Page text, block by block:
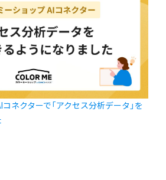
ネクターで「アクセス分析データ」を